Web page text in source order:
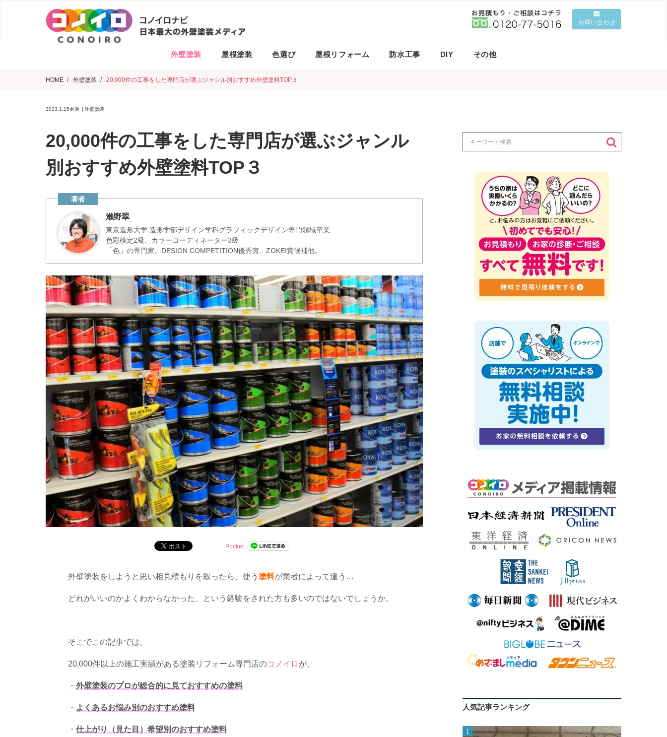
お問い合わせ
外壁塗装 屋根塗装 色選び 屋根リフォーム 防水工事 DIY その他
HOME 外壁塗装 20,000件の工事をした専門店が選ぶジャンル別おすすめ外壁塗料TOP３
2023.1.15更新 外壁塗装
20,000件の工事をした専門店が選ぶジャンル
別おすすめ外壁塗料TOP３
瀨野翠
東京造形大学 造形学部デザイン学科グラフィックデザイン専門領域卒業
色彩検定2級、カラーコーディネーター3級
「色」の専門家。DESIGN COMPETITION優秀賞、ZOKEI賞候補他。
Pocket
外壁塗装をしようと思い相見積もりを取ったら、使う 塗料が業者によって違う…
どれがいいのかよくわからなかった、という経験をされた方も多いのではないでしょうか。
そこでこの記事では、
20,000件以上の施工実績がある塗装リフォーム専門店のコノイロ が、
・ 外壁塗装のプロが総合的に見ておすすめの塗料
・ よくあるお悩み別のおすすめ塗料
・ 仕上がり（見た目）希望別のおすすめ塗料
人気記事ランキング